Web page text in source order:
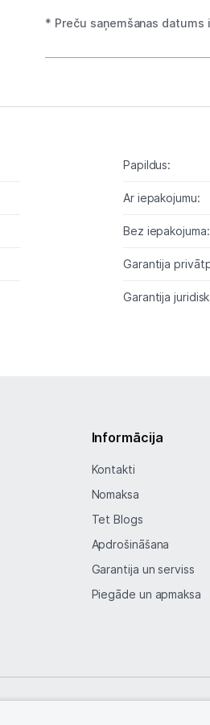
* Preču saņemšanas
Papildus:
Ar iepakojumu:
Bez iepakojuma:
Garantija
Garantija
Informācija
Kontakti
Nomaksa
Tet Blogs
Apdrošināšana
Garantija un serviss
Piegāde un apmaksa